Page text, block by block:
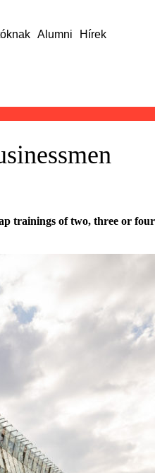
Alumni Hírek
of two, three or